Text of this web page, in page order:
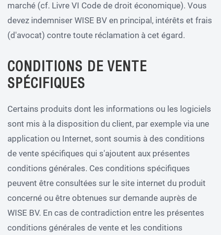
marché (cf. Livre VI Code de droit économique). Vous
devez indemniser WISE BV en principal, intérêts et frais
(d'avocat) contre toute réclamation à cet égard.
CONDITIONS DE VENTE
SPÉCIFIQUES
Certains produits dont les informations ou les logiciels
sont mis à la disposition du client, par exemple via une
application ou Internet, sont soumis à des conditions
de vente spécifiques qui s'ajoutent aux présentes
conditions générales. Ces conditions spécifiques
peuvent être consultées sur le site internet du produit
concerné ou être obtenues sur demande auprès de
WISE BV. En cas de contradiction entre les présentes
conditions générales de vente et les conditions